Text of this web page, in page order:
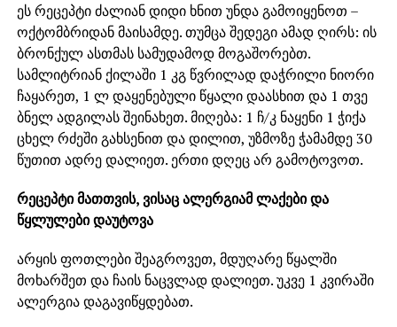
ეს რეცეპტი ძალიან დიდი ხნით უნდა გამოიყენოთ –
ოქტომბრიდან მაისამდე. თუმცა შედეგი ამად ღირს: ის
ბრონქულ ასთმას სამუდამოდ მოგაშორებთ.
სამლიტრიან ქილაში 1 კგ წვრილად დაჭრილი ნიორი
ჩაყარეთ, 1 ლ დაყენებული წყალი დაასხით და 1 თვე
ბნელ ადგილას შეინახეთ. მიღება: 1 ჩ/კ ნაყენი 1 ჭიქა
ცხელ რძეში გახსენით და დილით, უზმოზე ჭამამდე 30
წუთით ადრე დალიეთ. ერთი დღეც არ გამოტოვოთ.
რეცეპტი მათთვის, ვისაც ალერგიამ ლაქები და
წყლულები დაუტოვა
არყის ფოთლები შეაგროვეთ, მდუღარე წყალში
მოხარშეთ და ჩაის ნაცვლად დალიეთ. უკვე 1 კვირაში
ალერგია დაგავიწყდებათ.